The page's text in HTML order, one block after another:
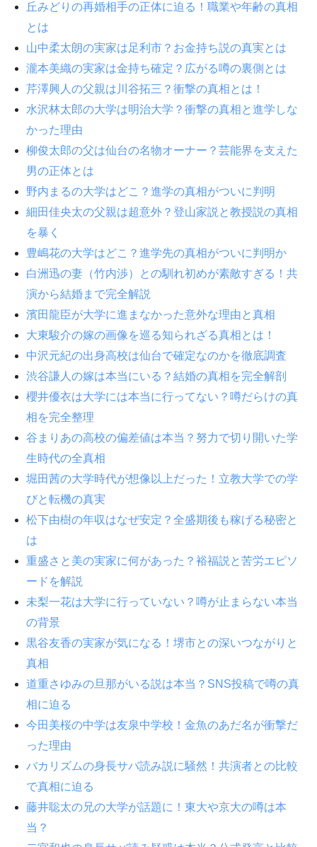
丘みどりの再婚相手の正体に迫る！職業や年齢の真相
とは
山中柔太朗の実家は足利市？お金持ち説の真実とは
瀧本美織の実家は金持ち確定？広がる噂の裏側とは
芹澤興人の父親は川谷拓三？衝撃の真相とは！
水沢林太郎の大学は明治大学？衝撃の真相と進学しな
かった理由
柳俊太郎の父は仙台の名物オーナー？芸能界を支えた
男の正体とは
野内まるの大学はどこ？進学の真相がついに判明
細田佳央太の父親は超意外？登山家説と教授説の真相
を暴く
豊嶋花の大学はどこ？進学先の真相がついに判明か
白洲迅の妻（竹内渉）との馴れ初めが素敵すぎる！共
演から結婚まで完全解説
濱田龍臣が大学に進まなかった意外な理由と真相
大東駿介の嫁の画像を巡る知られざる真相とは！
中沢元紀の出身高校は仙台で確定なのかを徹底調査
渋谷謙人の嫁は本当にいる？結婚の真相を完全解剖
櫻井優衣は大学には本当に行ってない？噂だらけの真
相を完全整理
谷まりあの高校の偏差値は本当？努力で切り開いた学
生時代の全真相
堀田茜の大学時代が想像以上だった！立教大学での学
びと転機の真実
松下由樹の年収はなぜ安定？全盛期後も稼げる秘密と
は
重盛さと美の実家に何があった？裕福説と苦労エピソ
ードを解説
未梨一花は大学に行っていない？噂が止まらない本当
の背景
黒谷友香の実家が気になる！堺市との深いつながりと
真相
道重さゆみの旦那がいる説は本当？SNS投稿で噂の真
相に迫る
今田美桜の中学は友泉中学校！金魚のあだ名が衝撃だ
った理由
バカリズムの身長サバ読み説に騒然！共演者との比較
で真相に迫る
藤井聡太の兄の大学が話題に！東大や京大の噂は本
当？